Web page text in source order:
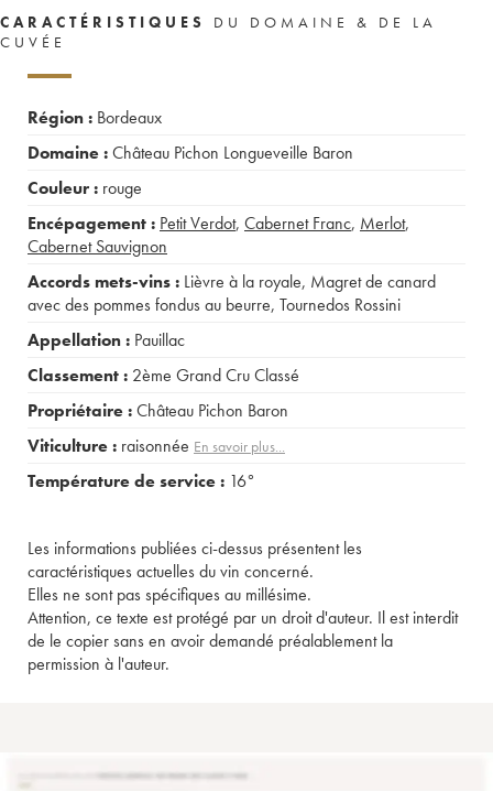
CARACTÉRISTIQUES
DU DOMAINE & DE LA
CUVÉE
Région : Bordeaux
Domaine :Château Pichon Longueveille Baron
Couleur : rouge
Encépagement : Petit Verdot, Cabernet Franc, Merlot,
Cabernet Sauvignon
Accords mets-vins : Lièvre à la royale, Magret de canard
avec des pommes fondus au beurre, Tournedos Rossini
Appellation : Pauillac
Classement : 2ème Grand Cru Classé
Propriétaire :Château Pichon Baron
Viticulture : raisonnée En savoir plus...
Température de service : 16°
Les informations publiées ci-dessus présentent les
caractéristiques actuelles du vin concerné.
Elles ne sont pas spécifiques au millésime.
Attention, ce texte est protégé par un droit d'auteur. Il est interdit
de le copier sans en avoir demandé préalablement la
permission à l'auteur.